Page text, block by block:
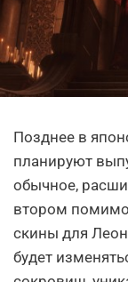
Позднее в
планируют
обычное,
втором
скины для
будет